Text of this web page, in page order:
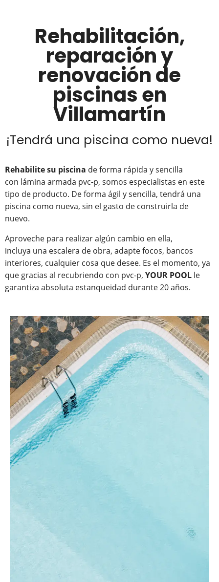
Rehabilitación,
reparación y
renovación de
piscinas en
Villamartín
¡Tendrá una piscina como nueva!
Rehabilite su piscina de forma rápida y sencilla
con lámina armada pvc-p, somos especialistas en este
tipo de producto. De forma ágil y sencilla, tendrá una
piscina como nueva, sin el gasto de construirla de
nuevo.
Aproveche para realizar algún cambio en ella,
incluya una escalera de obra, adapte focos, bancos
interiores, cualquier cosa que desee. Es el momento, ya
que gracias al recubriendo con pvc-p, YOUR POOL le
garantiza absoluta estanqueidad durante 20 años.